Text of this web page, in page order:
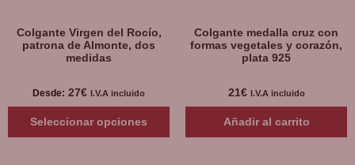
Colgante Virgen del Rocío,
patrona de Almonte, dos
medidas
Desde: 27€ I.V.A incluido
Seleccionar opciones
Colgante medalla cruz con
formas vegetales y corazón,
plata 925
21€ I.V.A incluido
Añadir al carrito